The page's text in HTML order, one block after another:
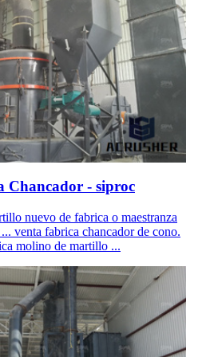
Chancador - siproc
nuevo de fabrica o maestranza
venta fabrica chancador de cono.
molino de martillo ...